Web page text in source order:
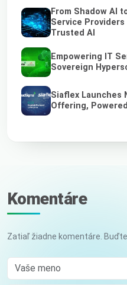
From Shadow AI
Service
Trusted AI
Empowering IT
Sovereign
Siaflex Launches
Offering,
Komentáre
Zatiaľ žiadne komentáre. Buďte
Vaše meno